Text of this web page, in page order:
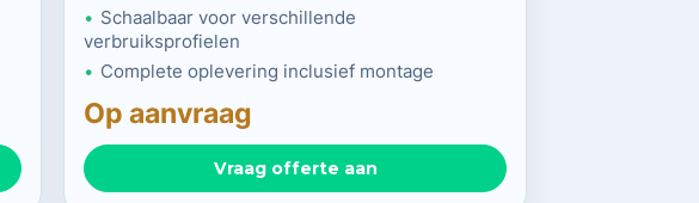
Schaalbaar voor verschillende
verbruiksprofielen
Complete oplevering inclusief montage
Op aanvraag
Vraag offerte aan